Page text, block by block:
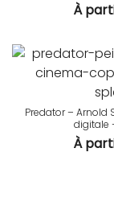
À
Predator – Arnold
digitale
À